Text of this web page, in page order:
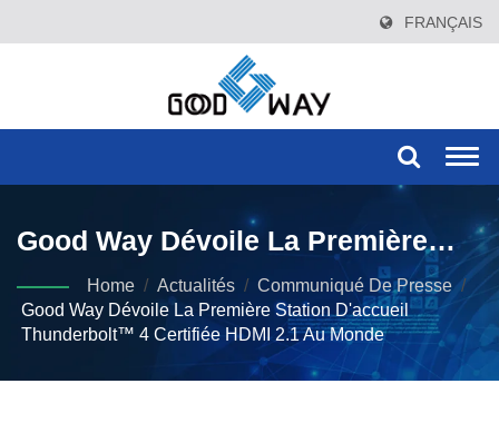
FRANÇAIS
Good Way Dévoile La Première
Station D'accueil Thunderbolt™ 4
Certifiée HDMI 2.1 Au Monde
Home / Actualités / Communiqué De Presse /
Good Way Dévoile La Première Station D'accueil
Thunderbolt™ 4 Certifiée HDMI 2.1 Au Monde